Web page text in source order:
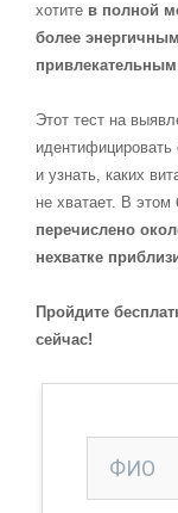
хотите в полной
более
привлекательным
Этот тест на
и узнать, каких
не хватает. В этом
перечислено
нехватке
Пройдите
сейчас!